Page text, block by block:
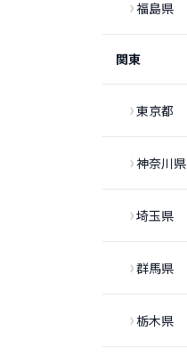
福島県
関東
東京都
神奈川県
埼玉県
群馬県
栃木県